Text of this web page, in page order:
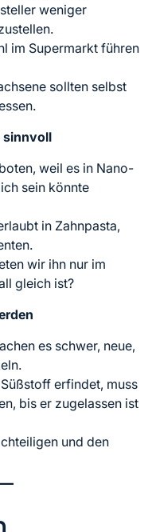
weniger
im Supermarkt führen
sollten selbst
sinnvoll
weil es in Nano-
sein könnte
in Zahnpasta,
wir ihn nur im
gleich ist?
es schwer, neue,
erfindet, muss
bis er zugelassen ist
und den